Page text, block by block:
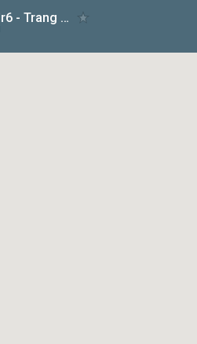
Bongdaso Ir6 - Trang Cập Nhật Dữ Liệu Kết Quả Bóng Đá Số Trực Tiếp